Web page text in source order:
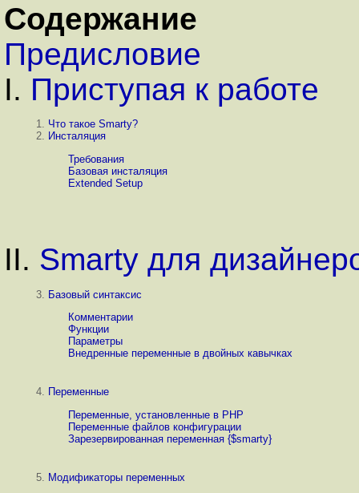
Содержание
Предисловие
I. Приступая к работе
1. Что такое Smarty?
2. Инсталяция
Требования
Базовая инсталяция
Extended Setup
II. Smarty для
3. Базовый синтаксис
Комментарии
Функции
Параметры
Внедренные переменные в двойных кавычках
4. Переменные
Переменные, установленные в PHP
Переменные файлов конфигурации
Зарезервированная переменная {$smarty}
5.
Модификаторы переменных